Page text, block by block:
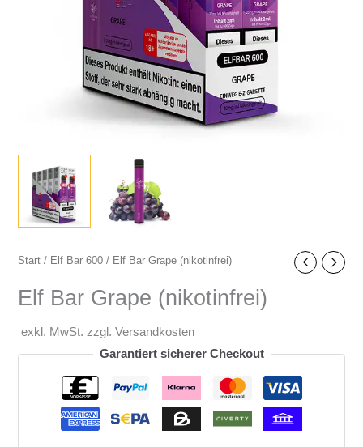
Start / Elf Bar 600 / Elf Bar Grape (nikotinfrei)
Elf Bar Grape (nikotinfrei)
exkl. MwSt. zzgl. Versandkosten
Garantiert sicherer Checkout